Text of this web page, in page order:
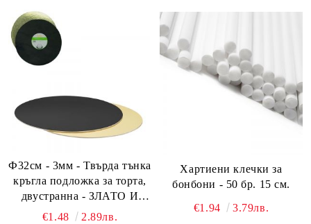
Ф32см - 3мм - Твърда тънка
кръгла подложка за торта,
двустранна - ЗЛАТО И
ЧЕРНО - мукава - 1 бр.
€1.48 2.89лв.
Хартиени клечки за
бонбони - 50 бр. 15 см.
€1.94 3.79лв.